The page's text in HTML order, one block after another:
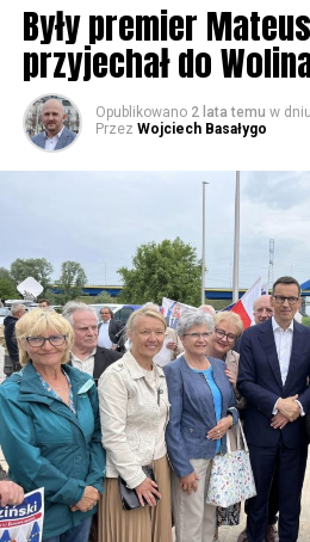
Były premier
przyjechał do
Opublikowano 2 lata temu w dniu
Przez Wojciech Basałygo